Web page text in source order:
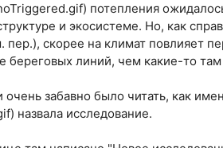
потепления
и экосистеме. Но, как
пер.), скорее на климат повлияет
береговых линий, чем какие-то
очень забавно было читать, как
назвала исследование.